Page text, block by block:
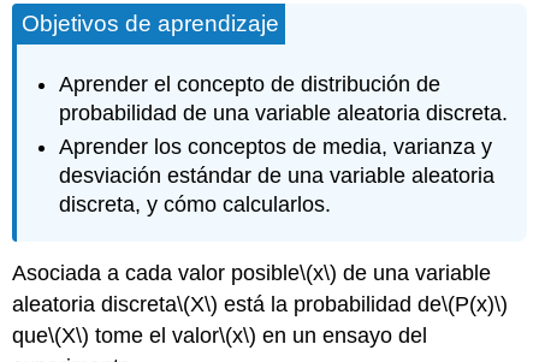
Objetivos de aprendizaje
Aprender el concepto de distribución de
probabilidad de una variable aleatoria discreta.
Aprender los conceptos de media, varianza y
desviación estándar de una variable aleatoria
discreta, y cómo calcularlos.
Asociada a cada valor posible\(x\) de una variable
aleatoria discreta\(X\) está la probabilidad de\(P(x)\)
que\(X\) tome el valor\(x\) en un ensayo del